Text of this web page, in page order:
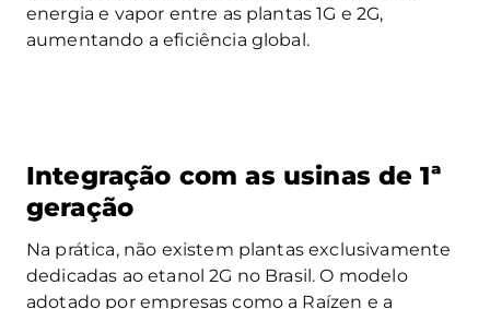
energia e vapor entre as plantas 1G e 2G,
aumentando a eficiência global.
Integração com as usinas de 1ª
geração
Na prática, não existem plantas exclusivamente
dedicadas ao etanol 2G no Brasil. O modelo
adotado por empresas como a Raízen e a